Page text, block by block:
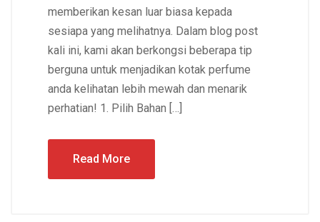
memberikan kesan luar biasa kepada
sesiapa yang melihatnya. Dalam blog post
kali ini, kami akan berkongsi beberapa tip
berguna untuk menjadikan kotak perfume
anda kelihatan lebih mewah dan menarik
perhatian! 1. Pilih Bahan […]
Read More